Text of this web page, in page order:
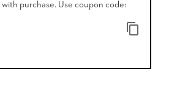
with purchase. Use coupon code: